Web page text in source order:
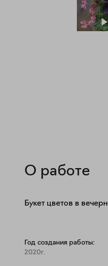
О работе
Букет цветов в
Год создания работы:
2020г.